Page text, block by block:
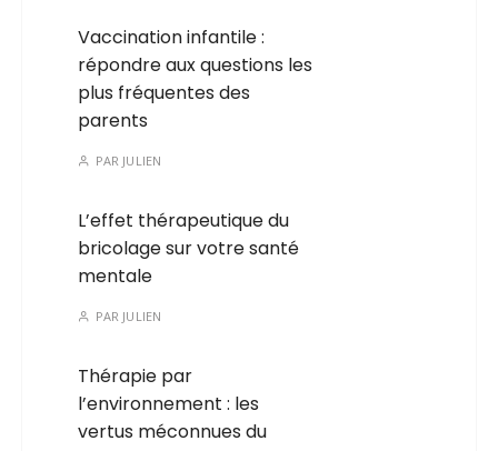
Vaccination infantile :
répondre aux questions les
plus fréquentes des
parents
PAR JULIEN
L’effet thérapeutique du
bricolage sur votre santé
mentale
PAR JULIEN
Thérapie par
l’environnement : les
vertus méconnues du